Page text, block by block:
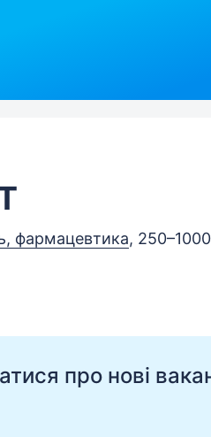
фармацевтика, 250–1000
про нові